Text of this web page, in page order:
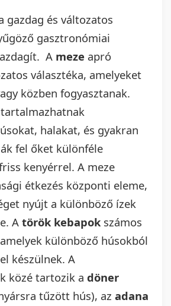
gazdag és változatos
gasztronómiai
A meze apró
választéka, amelyeket
közben fogyasztanak.
halakat, és gyakran
fel őket különféle
kenyérrel. A meze
étkezés központi eleme,
nyújt a különböző ízek
A török kebapok számos
különböző húsokból
készülnek. A
közé tartozik a döner
tűzött hús), az adana